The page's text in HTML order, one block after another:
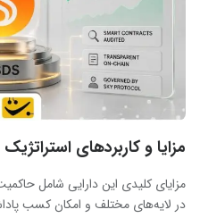
مزایا و کاربردهای استراتژیک USDS در بازارهای مالی
مزایای کلیدی این دارایی شامل
در لایه‌های مختلف و امکان کسب